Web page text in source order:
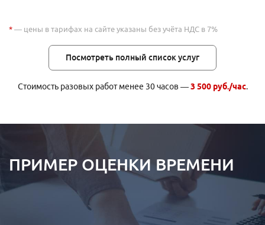
* — цены в тарифах на сайте указаны без учёта НДС в 7%
Посмотреть полный список услуг
Стоимость разовых работ менее 30 часов —3 500 руб./час.
ПРИМЕР ОЦЕНКИ ВРЕМЕНИ